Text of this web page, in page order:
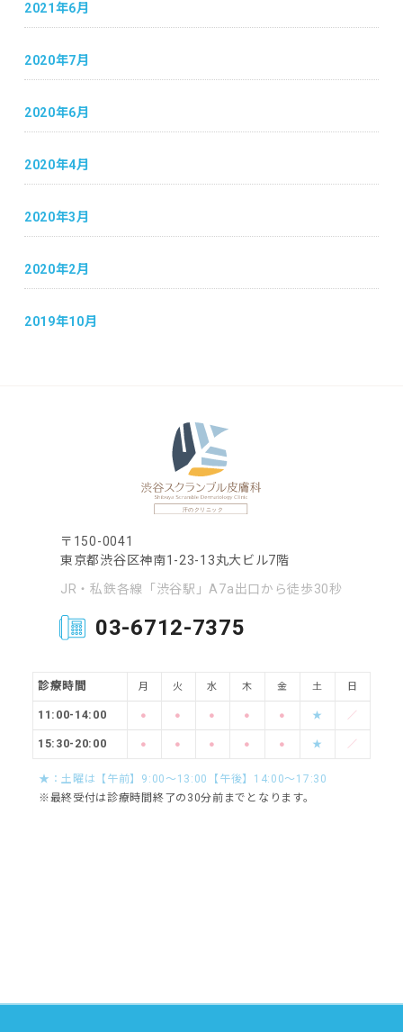
2021年6月
2020年7月
2020年6月
2020年4月
2020年3月
2020年2月
2019年10月
〒150-0041
東京都渋谷区神南1-23-13丸大ビル7階
JR・私鉄各線「渋谷駅」A7a出口から徒歩30秒
03-6712-7375
診療時間 月 火 水 木 金 土 日
11:00-14:00 ● ● ● ● ● ★ ／
15:30-20:00 ● ● ● ● ● ★ ／
★：土曜は【午前】9:00～13:00【午後】14:00～17:30
※最終受付は診療時間終了の30分前までとなります。